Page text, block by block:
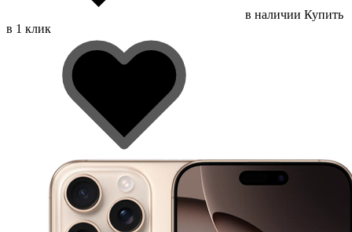
в наличии Купить
в 1 клик